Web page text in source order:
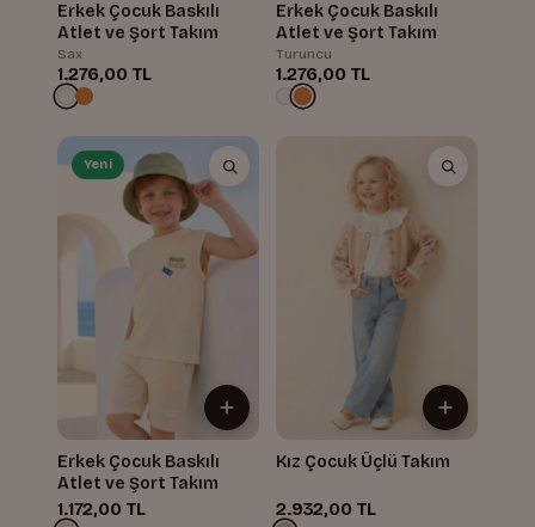
Erkek Çocuk Baskılı
Atlet ve Şort Takım
Sax
1.276,00 TL
Erkek Çocuk Baskılı
Atlet ve Şort Takım
Turuncu
1.276,00 TL
Yeni
Erkek Çocuk Baskılı
Atlet ve Şort Takım
1.172,00 TL
Kız Çocuk Üçlü Takım
2.932,00 TL